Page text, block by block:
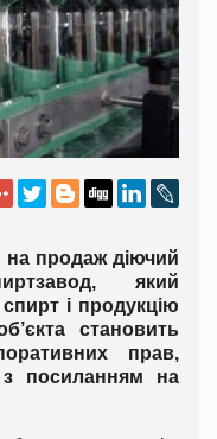
на продаж діючий
який
і продукцію
становить
прав,
з посиланням на